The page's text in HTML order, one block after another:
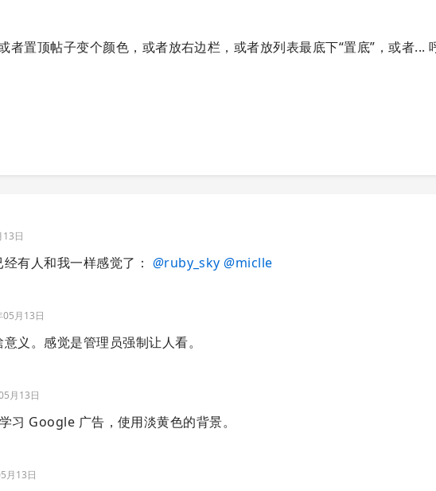
者置顶帖子变个颜色，或者放右边栏，或者放列表最底下“置底”，或者...
日
有人和我一样感觉了： @ruby_sky @miclle
月13日
义。感觉是管理员强制让人看。
月13日
习 Google 广告，使用淡黄色的背景。
月13日